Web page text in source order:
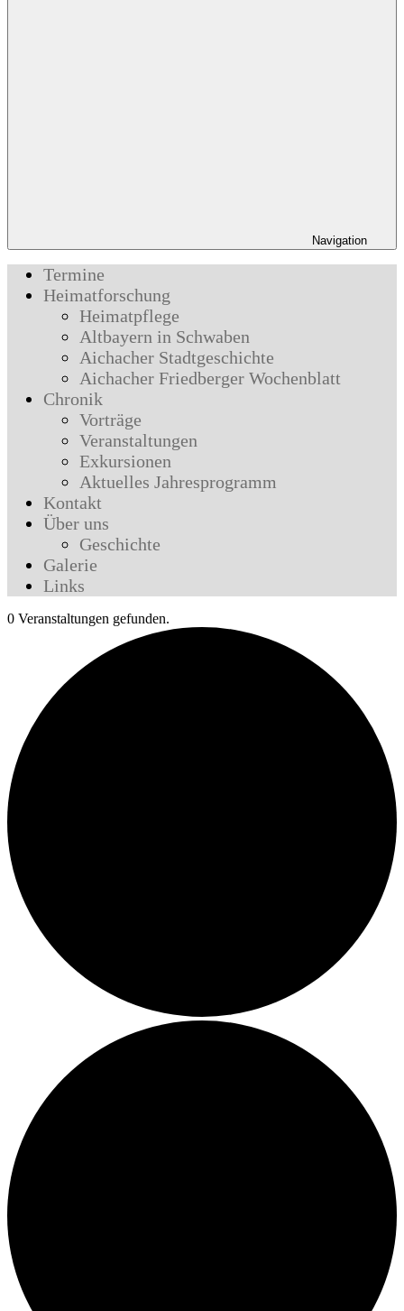
Navigation
Termine
Heimatforschung
Heimatpflege
Altbayern in Schwaben
Aichacher Stadtgeschichte
Aichacher Friedberger Wochenblatt
Chronik
Vorträge
Veranstaltungen
Exkursionen
Aktuelles Jahresprogramm
Kontakt
Über uns
Geschichte
Galerie
Links
0 Veranstaltungen gefunden.